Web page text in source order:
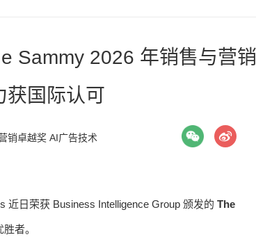
Sammy 2026 年销售与营销
获国际认可
销卓越奖 AI广告技术
日荣获 Business Intelligence Group 颁发的 The
者。